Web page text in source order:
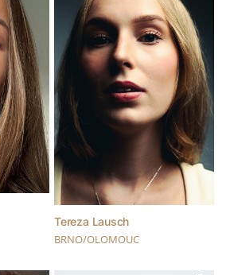
Tereza Lausch
BRNO/OLOMOUC